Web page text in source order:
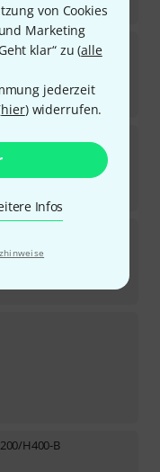
von Cookies
Marketing
klar“ zu (alle
jederzeit
hier) widerrufen.
Infos
Wired Headset
H400-B